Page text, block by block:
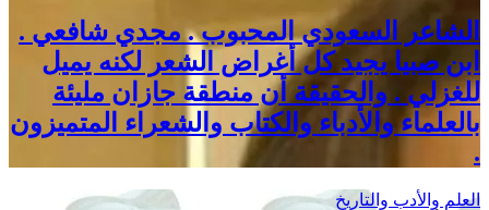
الشاعر السعودي المحبوب . مجدي شافعي .
ابن صبيا يجيد كل أغراض الشعر لكنه يميل
للغزلي . والحقيقة أن منطقة جازان مليئة
بالعلماء والأدباء والكتاب والشعراء المتميزون
.
العلم والأدب والتاريخ